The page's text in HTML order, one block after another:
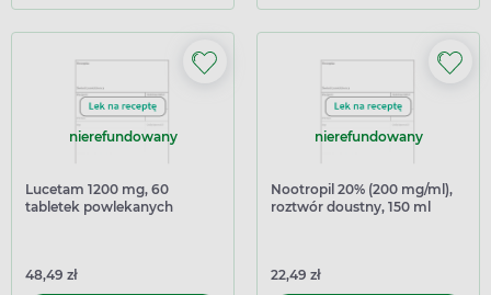
nierefundowany
Lucetam 1200 mg, 60
tabletek powlekanych
48,49 zł
nierefundowany
Nootropil 20% (200 mg/ml),
roztwór doustny, 150 ml
22,49 zł